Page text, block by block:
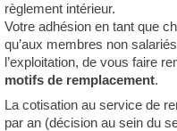
règlement intérieur.
Votre adhésion en tant que
qu’aux membres non
l’exploitation, de vous faire
motifs de remplacement.
La cotisation au service de
par an (décision au sein du